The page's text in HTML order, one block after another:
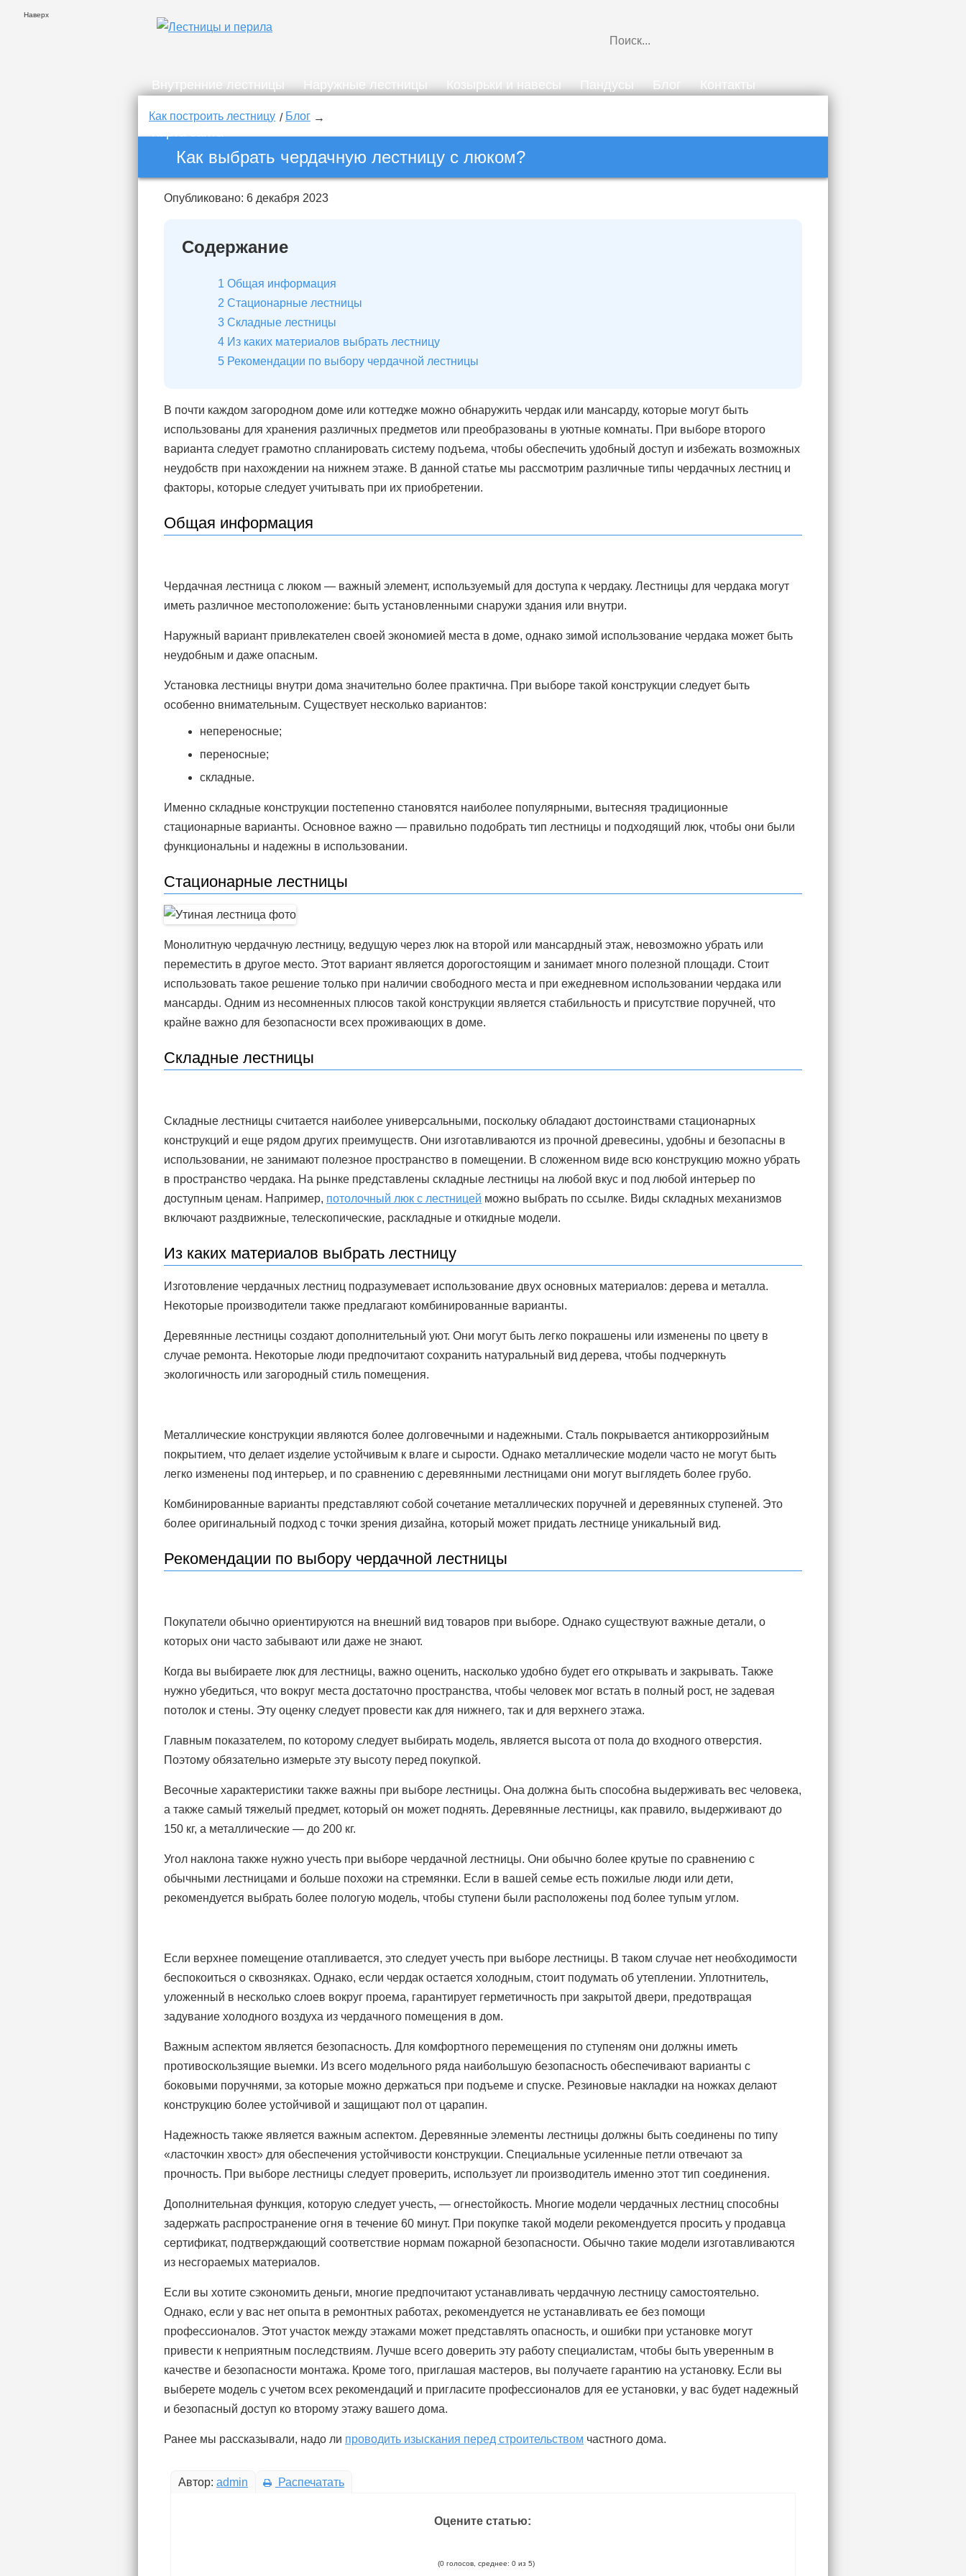
Наверх
Внутренние лестницы Наружные лестницы Козырьки и навесы Пандусы Блог
Контакты
Карта сайта
Как построить лестницу Блог
Как выбрать чердачную лестницу с люком?
Опубликовано: 6 декабря 2023
Содержание
1 Общая информация
2 Стационарные лестницы
3 Складные лестницы
4 Из каких материалов выбрать лестницу
5 Рекомендации по выбору чердачной лестницы
В почти каждом загородном доме или коттедже можно обнаружить чердак или мансарду, которые могут быть
использованы для хранения различных предметов или преобразованы в уютные комнаты. При выборе второго
варианта следует грамотно спланировать систему подъема, чтобы обеспечить удобный доступ и избежать возможных
неудобств при нахождении на нижнем этаже. В данной статье мы рассмотрим различные типы чердачных лестниц и
факторы, которые следует учитывать при их приобретении.
Общая информация
Чердачная лестница с люком — важный элемент, используемый для доступа к чердаку. Лестницы для чердака могут
иметь различное местоположение: быть установленными снаружи здания или внутри.
Наружный вариант привлекателен своей экономией места в доме, однако зимой использование чердака может быть
неудобным и даже опасным.
Установка лестницы внутри дома значительно более практична. При выборе такой конструкции следует быть
особенно внимательным. Существует несколько вариантов:
непереносные;
переносные;
складные.
Именно складные конструкции постепенно становятся наиболее популярными, вытесняя традиционные
стационарные варианты. Основное важно — правильно подобрать тип лестницы и подходящий люк, чтобы они были
функциональны и надежны в использовании.
Стационарные лестницы
Монолитную чердачную лестницу, ведущую через люк на второй или мансардный этаж, невозможно убрать или
переместить в другое место. Этот вариант является дорогостоящим и занимает много полезной площади. Стоит
использовать такое решение только при наличии свободного места и при ежедневном использовании чердака или
мансарды. Одним из несомненных плюсов такой конструкции является стабильность и присутствие поручней, что
крайне важно для безопасности всех проживающих в доме.
Складные лестницы
Складные лестницы считается наиболее универсальными, поскольку обладают достоинствами стационарных
конструкций и еще рядом других преимуществ. Они изготавливаются из прочной древесины, удобны и безопасны в
использовании, не занимают полезное пространство в помещении. В сложенном виде всю конструкцию можно убрать
в пространство чердака. На рынке представлены складные лестницы на любой вкус и под любой интерьер по
доступным ценам. Например, потолочный люк с лестницей можно выбрать по ссылке. Виды складных механизмов
включают раздвижные, телескопические, раскладные и откидные модели.
Из каких материалов выбрать лестницу
Изготовление чердачных лестниц подразумевает использование двух основных материалов: дерева и металла.
Некоторые производители также предлагают комбинированные варианты.
Деревянные лестницы создают дополнительный уют. Они могут быть легко покрашены или изменены по цвету в
случае ремонта. Некоторые люди предпочитают сохранить натуральный вид дерева, чтобы подчеркнуть
экологичность или загородный стиль помещения.
Металлические конструкции являются более долговечными и надежными. Сталь покрывается антикоррозийным
покрытием, что делает изделие устойчивым к влаге и сырости. Однако металлические модели часто не могут быть
легко изменены под интерьер, и по сравнению с деревянными лестницами они могут выглядеть более грубо.
Комбинированные варианты представляют собой сочетание металлических поручней и деревянных ступеней. Это
более оригинальный подход с точки зрения дизайна, который может придать лестнице уникальный вид.
Рекомендации по выбору чердачной лестницы
Покупатели обычно ориентируются на внешний вид товаров при выборе. Однако существуют важные детали, о
которых они часто забывают или даже не знают.
Когда вы выбираете люк для лестницы, важно оценить, насколько удобно будет его открывать и закрывать. Также
нужно убедиться, что вокруг места достаточно пространства, чтобы человек мог встать в полный рост, не задевая
потолок и стены. Эту оценку следует провести как для нижнего, так и для верхнего этажа.
Главным показателем, по которому следует выбирать модель, является высота от пола до входного отверстия.
Поэтому обязательно измерьте эту высоту перед покупкой.
Весочные характеристики также важны при выборе лестницы. Она должна быть способна выдерживать вес человека,
а также самый тяжелый предмет, который он может поднять. Деревянные лестницы, как правило, выдерживают до
150 кг, а металлические — до 200 кг.
Угол наклона также нужно учесть при выборе чердачной лестницы. Они обычно более крутые по сравнению с
обычными лестницами и больше похожи на стремянки. Если в вашей семье есть пожилые люди или дети,
рекомендуется выбрать более пологую модель, чтобы ступени были расположены под более тупым углом.
Если верхнее помещение отапливается, это следует учесть при выборе лестницы. В таком случае нет необходимости
беспокоиться о сквозняках. Однако, если чердак остается холодным, стоит подумать об утеплении. Уплотнитель,
уложенный в несколько слоев вокруг проема, гарантирует герметичность при закрытой двери, предотвращая
задувание холодного воздуха из чердачного помещения в дом.
Важным аспектом является безопасность. Для комфортного перемещения по ступеням они должны иметь
противоскользящие выемки. Из всего модельного ряда наибольшую безопасность обеспечивают варианты с
боковыми поручнями, за которые можно держаться при подъеме и спуске. Резиновые накладки на ножках делают
конструкцию более устойчивой и защищают пол от царапин.
Надежность также является важным аспектом. Деревянные элементы лестницы должны быть соединены по типу
«ласточкин хвост» для обеспечения устойчивости конструкции. Специальные усиленные петли отвечают за
прочность. При выборе лестницы следует проверить, использует ли производитель именно этот тип соединения.
Дополнительная функция, которую следует учесть, — огнестойкость. Многие модели чердачных лестниц способны
задержать распространение огня в течение 60 минут. При покупке такой модели рекомендуется просить у продавца
сертификат, подтверждающий соответствие нормам пожарной безопасности. Обычно такие модели изготавливаются
из несгораемых материалов.
Если вы хотите сэкономить деньги, многие предпочитают устанавливать чердачную лестницу самостоятельно.
Однако, если у вас нет опыта в ремонтных работах, рекомендуется не устанавливать ее без помощи
профессионалов. Этот участок между этажами может представлять опасность, и ошибки при установке могут
привести к неприятным последствиям. Лучше всего доверить эту работу специалистам, чтобы быть уверенным в
качестве и безопасности монтажа. Кроме того, приглашая мастеров, вы получаете гарантию на установку. Если вы
выберете модель с учетом всех рекомендаций и пригласите профессионалов для ее установки, у вас будет надежный
и безопасный доступ ко второму этажу вашего дома.
Ранее мы рассказывали, надо ли проводить изыскания перед строительством частного дома.
Автор: admin Распечатать
Оцените статью:
(0 голосов, среднее: 0 из 5)